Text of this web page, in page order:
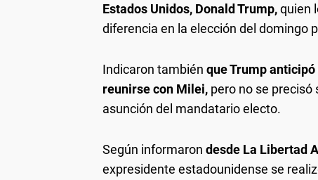
Estados Unidos, Donald Trump,quien
diferencia en la elección del domingo
Indicaron también que Trump
reunirse con Milei, pero no se precisó
asunción del mandatario electo.
Según informaron desde La Libertad
expresidente estadounidense se